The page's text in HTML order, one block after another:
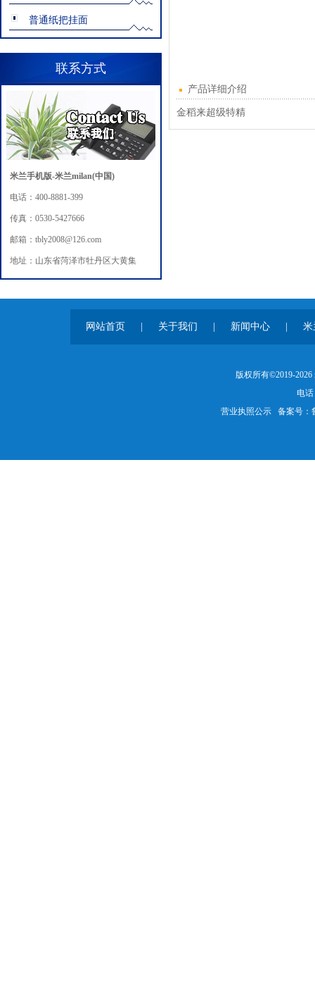
普通纸把挂面
联系方式
米兰手机版-米兰milan(中国)
电话：400-8881-399
传真：0530-5427666
邮箱：tbly2008@126.com
地址：山东省菏泽市牡丹区大黄集
产品详细介绍
金稻来超级特精
网站首页 关于我们 新闻中心 米
版权所有©2019-
电话
营业执照公示备案号：鲁